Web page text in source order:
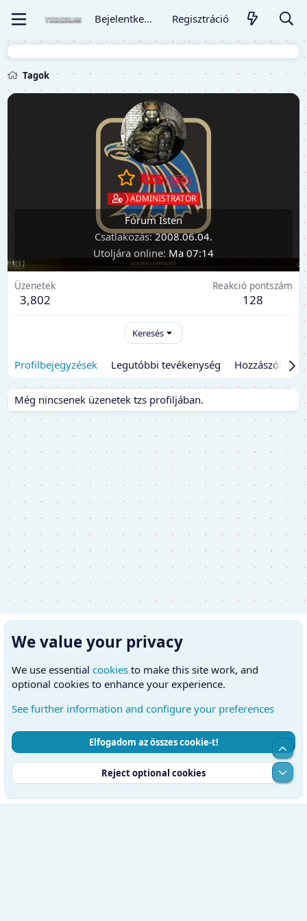
Bejelentkezés Regisztráció
Tagok
tzs
ADMINISTRATOR
Fórum Isten
Csatlakozás 2008.06.04.
Utoljára online Ma 07:14
Üzenetek
3,802
Reakció pontszám
128
Keresés
Profilbejegyzések Legutóbbi tevékenység Hozzászólások
Még nincsenek üzenetek tzs profiljában.
Hungarian (HU)
Kapcsolatfelvétel
Feltételek és szabályok
Adatvédelmi szabályzat
Súgó
Kezdőlap
RSS
We value your privacy
We use essential cookies to make this site work, and
optional cookies to enhance your experience.
See further information and configure your preferences
Elfogadom az összes cookie-t!
Reject optional cookies
Top
Alul